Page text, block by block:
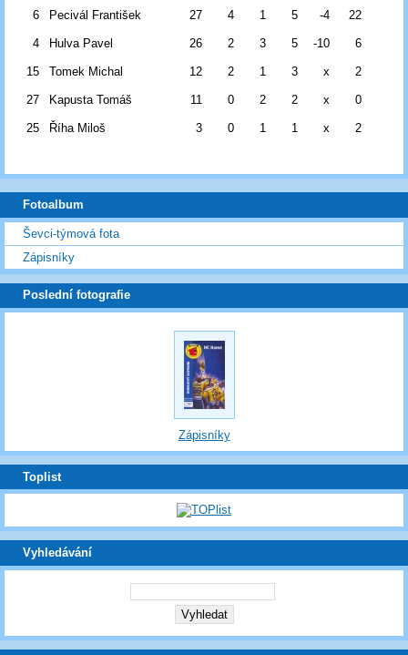
6 Pecivál František 27 4 1 5 -4 22
4 Hulva Pavel 26 2 3 5 -10 6
15 Tomek Michal 12 2 1 3 x 2
27 Kapusta Tomáš 11 0 2 2 x 0
25 Říha Miloš 3 0 1 1 x 2
Fotoalbum
Ševci-týmová fota
Zápisníky
Poslední fotografie
Zápisníky
Toplist
Vyhledávání